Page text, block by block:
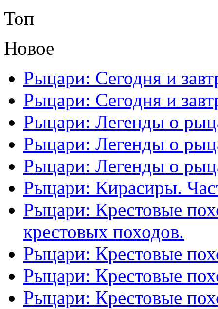
Топ
Новое
Рыцари: Сегодня и
Рыцари: Сегодня и
Рыцари: Легенды о
Рыцари: Легенды о
Рыцари: Легенды о
Рыцари: Кирасиры.
Рыцари: Крестовые
крестовых походов.
Рыцари: Крестовые
Рыцари: Крестовые
Рыцари: Крестовые